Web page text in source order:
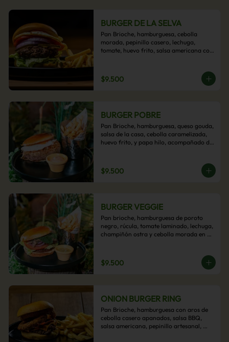
BURGER DE LA SELVA
Pan Brioche, hamburguesa, cebolla
morada, pepinillo casero, lechuga,
tomate, huevo frito, salsa americana con
$9.500
BURGER POBRE
Pan Brioche, hamburguesa, queso gouda,
salsa de la casa, cebolla caramelizada,
huevo frito, y papa hilo, acompañado de
$9.500
BURGER VEGGIE
Pan brioche, hamburguesa de poroto
negro, rúcula, tomate laminado, lechuga,
champiñón ostra y cebolla morada en
$9.500
ONION BURGER RING
Pan Brioche, hamburguesa con aros de
cebolla casero apanados, salsa BBQ,
salsa americana, pepinillo artesanal,